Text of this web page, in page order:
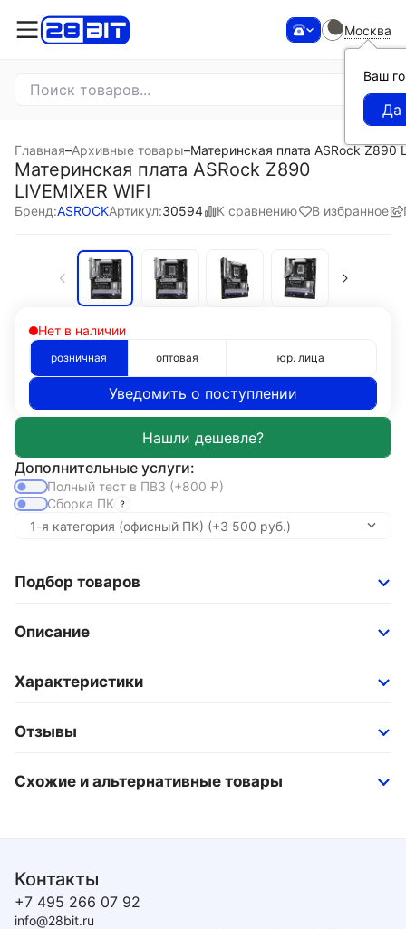
Москва
Ваш
Главная–Архивные товары–Материнская плата ASRock Z890
Материнская плата ASRock Z890
LIVEMIXER WIFI
Бренд:ASROCKАртикул:30594 К сравнению В избранное
Нет в наличии
розничная оптовая юр. лица
Уведомить о поступлении
Дополнительные услуги:
Полный тест в ПВЗ (+800 ₽)
Сборка ПК
Подбор товаров
Описание
Характеристики
Отзывы
Схожие и альтернативные товары
Контакты
+7 495 266 07 92
info@28bit.ru